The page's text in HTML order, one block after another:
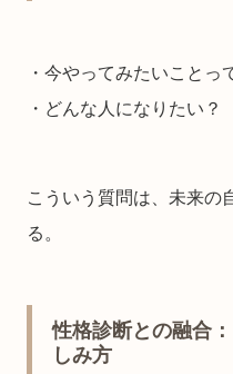
・今やってみたいことっ
・どんな人になりたい？
こういう質問は、未来の
る。
性格診断との融合
しみ方